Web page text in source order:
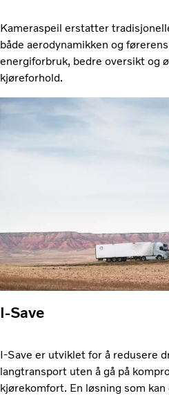
Kameraspeil erstatter
både aerodynamikken og
energiforbruk, bedre oversikt og
kjøreforhold.
I-Save
I-Save er utviklet for å redusere
langtransport uten å gå på
kjørekomfort. En løsning som